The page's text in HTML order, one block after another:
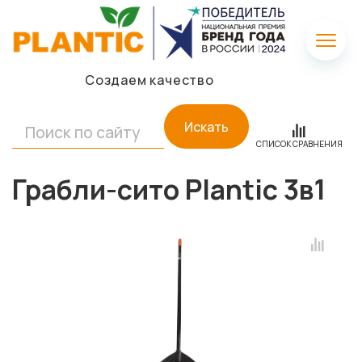
Создаем качество
Искать
СПИСОК СРАВНЕНИЯ
Грабли-сито Plantic 3в1